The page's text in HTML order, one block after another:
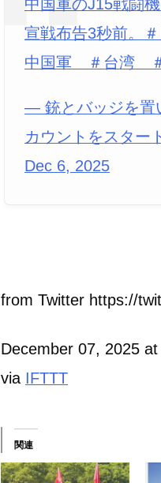
中国軍のJ15戦闘
宣戦布告3秒前。
中国軍 ＃台湾 ＃
— 銃とバッジを置
カウントをスター
Dec 6, 2025
from Twitter https://
December 07, 2025
via IFTTT
関連